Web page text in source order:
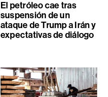
El petróleo cae tras
suspensión de un
ataque de Trump a Irán y
expectativas de diálogo